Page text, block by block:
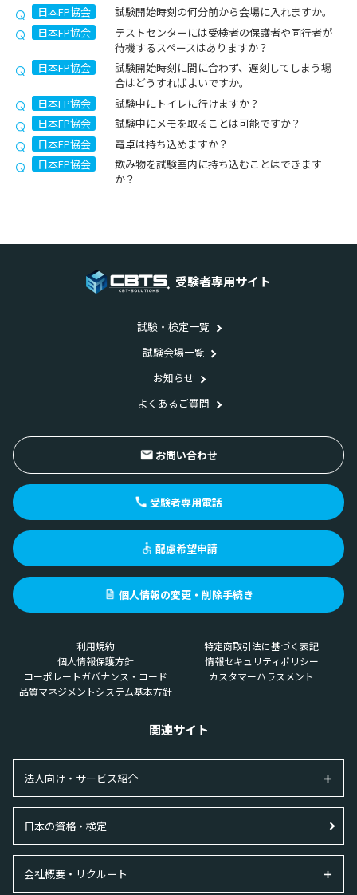
日本FP協会
試験開始時刻の何分前から会場に入れますか。
日本FP協会
テストセンターには受検者の保護者や同行者が
待機するスペースはありますか？
日本FP協会
試験開始時刻に間に合わず、遅刻してしまう場
合はどうすればよいですか。
日本FP協会
試験中にトイレに行けますか？
日本FP協会
試験中にメモを取ることは可能ですか？
日本FP協会
電卓は持ち込めますか？
日本FP協会
飲み物を試験室内に持ち込むことはできます
か？
受験者専用サイト
試験・検定一覧
試験会場一覧
お知らせ
よくあるご質問
お問い合わせ
受験者専用電話
配慮希望申請
個人情報の変更・削除手続き
利用規約
特定商取引法に基づく表記
個人情報保護方針
情報セキュリティポリシー
コーポレートガバナンス・コード
カスタマーハラスメント
品質マネジメントシステム基本方針
関連サイト
法人向け・サービス紹介
日本の資格・検定
会社概要・リクルート